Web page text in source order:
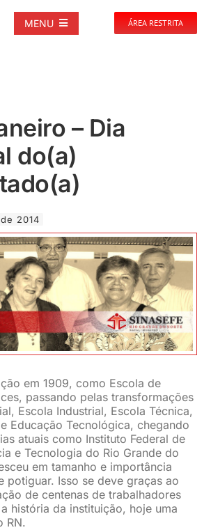
MENU ÁREA RESTRITA
– Dia
do(a)
2014
em 1909, como Escola de
passando pelas transformações
Escola Industrial, Escola Técnica,
Educação Tecnológica, chegando
atuais como Instituto Federal de
e Tecnologia do Rio Grande do
em tamanho e importância
potiguar. Isso se deve graças ao
de centenas de trabalhadores
história da instituição, hoje uma
RN.